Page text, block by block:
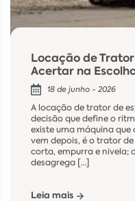
Locação de
Acertar na
18 de junho - 2026
A locação de trator de
decisão que define o
existe uma máquina
vem depois, é o trator
corta, empurra e nivela;
desagrega […]
Leia mais